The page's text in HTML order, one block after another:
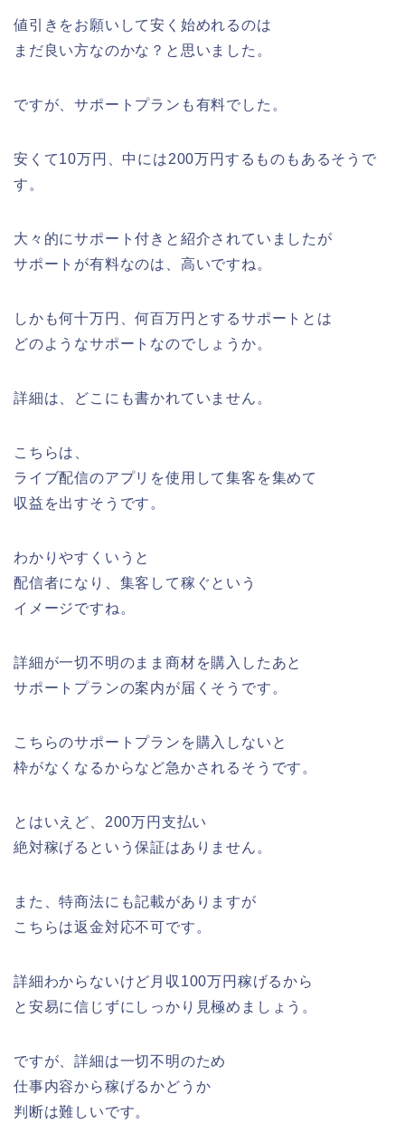
値引きをお願いして安く始めれるのは
まだ良い方なのかな？と思いました。
ですが、サポートプランも有料でした。
安くて10万円、中には200万円するものもあるそうで
す。
大々的にサポート付きと紹介されていましたが
サポートが有料なのは、高いですね。
しかも何十万円、何百万円とするサポートとは
どのようなサポートなのでしょうか。
詳細は、どこにも書かれていません。
こちらは、
ライブ配信のアプリを使用して集客を集めて
収益を出すそうです。
わかりやすくいうと
配信者になり、集客して稼ぐという
イメージですね。
詳細が一切不明のまま商材を購入したあと
サポートプランの案内が届くそうです。
こちらのサポートプランを購入しないと
枠がなくなるからなど急かされるそうです。
とはいえど、200万円支払い
絶対稼げるという保証はありません。
また、特商法にも記載がありますが
こちらは返金対応不可です。
詳細わからないけど月収100万円稼げるから
と安易に信じずにしっかり見極めましょう。
ですが、詳細は一切不明のため
仕事内容から稼げるかどうか
判断は難しいです。